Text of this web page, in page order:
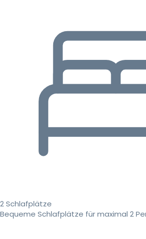
2 Schlafplätze
Bequeme Schlafplätze für maximal 2